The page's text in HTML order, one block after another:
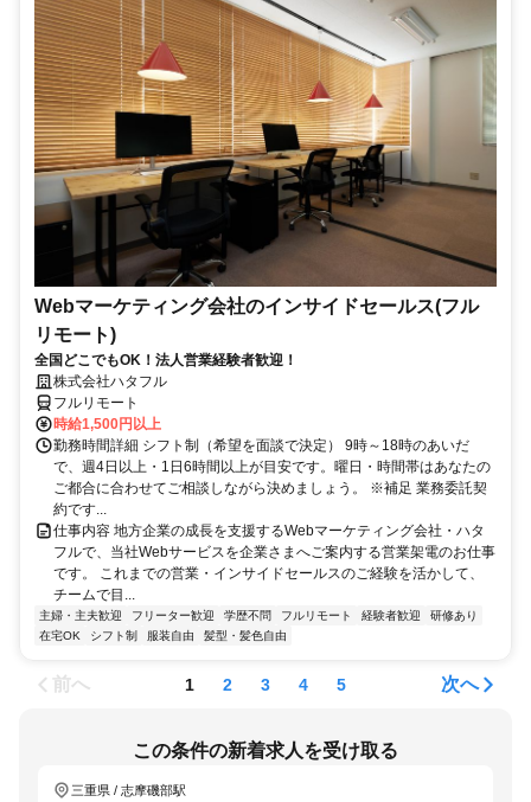
Webマーケティング会社のインサイドセールス(フル
リモート)
全国どこでもOK！法人営業経験者歓迎！
株式会社ハタフル
フルリモート
時給1,500円以上
勤務時間詳細 シフト制（希望を面談で決定） 9時～18時のあいだ
で、週4日以上・1日6時間以上が目安です。曜日・時間帯はあなたの
ご都合に合わせてご相談しながら決めましょう。 ※補足 業務委託契
約です...
仕事内容 地方企業の成長を支援するWebマーケティング会社・ハタ
フルで、当社Webサービスを企業さまへご案内する営業架電のお仕事
です。 これまでの営業・インサイドセールスのご経験を活かして、
チームで目...
主婦・主夫歓迎 フリーター歓迎 学歴不問 フルリモート 経験者歓迎
研修あり
在宅OK
シフト制 服装自由 髪型・髪色自由
前へ 1 2 3 4 5 次へ
この条件の新着求人を受け取る
三重県 / 志摩磯部駅